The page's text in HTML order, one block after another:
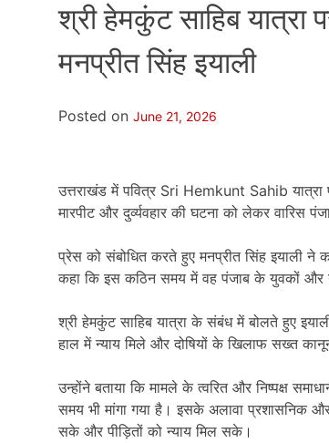
श्री हेमकुंट साहिब यात्रा
मनप्रीत सिंह इयाली
Posted on June 21, 2026
उत्तराखंड में पवित्र Sri Hemkunt Sahib
मारपीट और दुर्व्यवहार की घटना को लेकर वारिस
प्रेस को संबोधित करते हुए मनप्रीत सिंह इयाली
कहा कि इस कठिन समय में वह पंजाब के युवकों और
श्री हेमकुंट साहिब यात्रा के संबंध में बोलते हुए
हाल में न्याय मिले और दोषियों के खिलाफ सख्त
उन्होंने बताया कि मामले के त्वरित और निष्पक्ष
समय भी मांगा गया है। इसके अलावा प्रशासनिक
सके और पीड़ितों को न्याय मिल सके।